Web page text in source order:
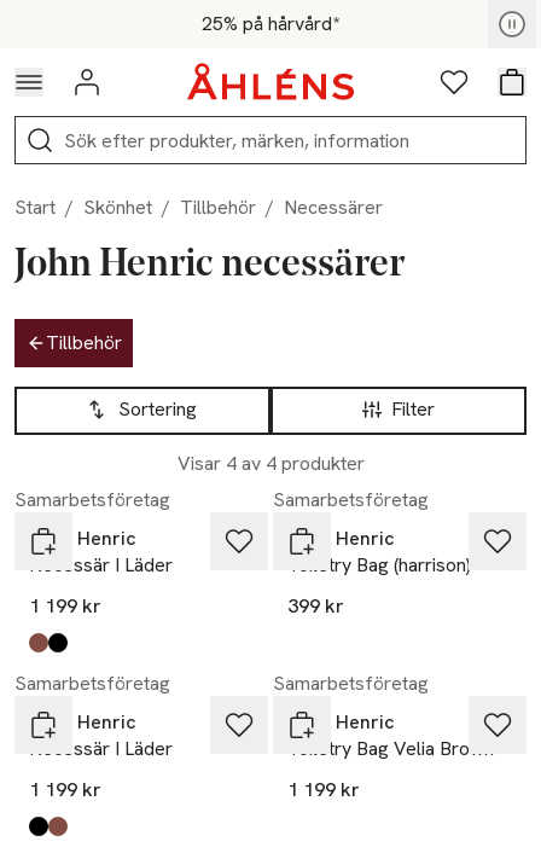
Hoppa till navigationsmenyn25% på hårvård*
För medlemmar - Shoppa nu
Logga in Favoriter
Sök
Start / Skönhet / Tillbehör / Necessärer
John Henric necessärer
Hoppa till produktsidan
Tillbehör
Hoppa till produktsidan
Filter
Sortering
Visar 4 av 4 produkter
Lista över produkter
Samarbetsföretag
John Henric
Necessär I Läder
1 199 kr
Produkten finns i färgerna:
chestnut
black
Samarbetsföretag
John Henric
Toiletry Bag (harrison)
399 kr
Samarbetsföretag
John Henric
Necessär I Läder
1 199 kr
Produkten finns i färgerna:
black
chestnut
Samarbetsföretag
John Henric
Toiletry Bag Velia Brown
1 199 kr